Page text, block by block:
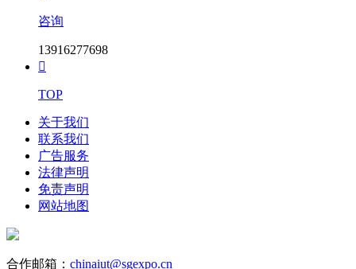
咨询
13916277698

TOP
关于我们
联系我们
广告服务
法律声明
免责声明
网站地图
合作邮箱： chinaiut@sgexpo.cn